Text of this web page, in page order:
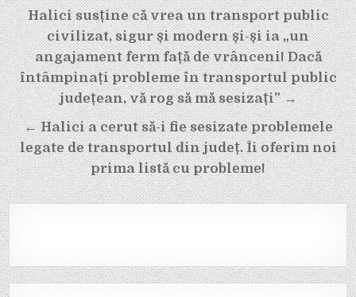
Navigare
în
articole
Halici susține că vrea un transport public
civilizat, sigur și modern și-și ia „un
angajament ferm față de vrânceni! Dacă
întâmpinați probleme în transportul public
județean, vă rog să mă sesizați” →
← Halici a cerut să-i fie sesizate problemele
legate de transportul din județ. Îi oferim noi
prima listă cu probleme!